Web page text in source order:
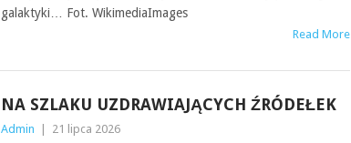
galaktyki… Fot. WikimediaImages
Read More
NA SZLAKU UZDRAWIAJĄCYCH ŹRÓDEŁEK
Admin 21 lipca 2026